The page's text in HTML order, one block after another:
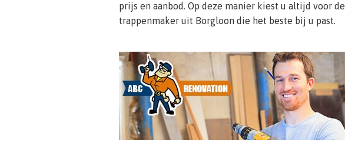
prijs en aanbod. Op deze manier kiest u altijd voor de
trappenmaker uit Borgloon die het beste bij u past.